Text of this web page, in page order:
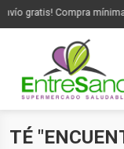
gratis! Compra
TÉ